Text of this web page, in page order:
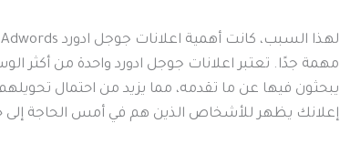
مهمة جدًا. تعتبر اعلانات جوجل ادورد واحدة من أكثر
يبحثون فيها عن ما تقدمه، مما يزيد من احتمال
إعلانك يظهر للأشخاص الذين هم في أمس الحاجة إلى